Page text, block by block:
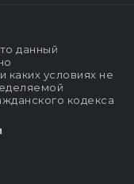
данный
каких условиях не
кодекса